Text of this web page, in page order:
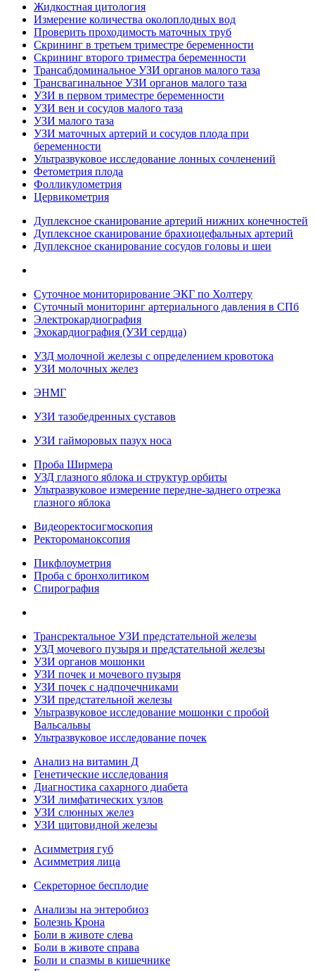
Жидкостная цитология
Измерение количества околоплодных вод
Проверить проходимость маточных труб
Скрининг в третьем триместре беременности
Скрининг второго триместра беременности
Трансабдоминальное УЗИ органов малого таза
Трансвагинальное УЗИ органов малого таза
УЗИ в первом триместре беременности
УЗИ вен и сосудов малого таза
УЗИ малого таза
УЗИ маточных артерий и сосудов плода при
беременности
Ультразвуковое исследование лонных сочленений
Фетометрия плода
Фолликулометрия
Цервикометрия
Дуплексное сканирование артерий нижних конечностей
Дуплексное сканирование брахиоцефальных артерий
Дуплексное сканирование сосудов головы и шеи
Суточное мониторирование ЭКГ по Холтеру
Суточный мониторинг артериального давления в СПб
Электрокардиография
Эхокардиография (УЗИ сердца)
УЗД молочной железы с определением кровотока
УЗИ молочных желез
ЭНМГ
УЗИ тазобедренных суставов
УЗИ гайморовых пазух носа
Проба Ширмера
УЗД глазного яблока и структур орбиты
Ультразвуковое измерение передне-заднего отрезка
глазного яблока
Видеоректосигмоскопия
Ректороманоксопия
Пикфлоуметрия
Проба с бронхолитиком
Спирография
Трансректальное УЗИ предстательной железы
УЗД мочевого пузыря и предстательной железы
УЗИ органов мошонки
УЗИ почек и мочевого пузыря
УЗИ почек с надпочечниками
УЗИ предстательной железы
Ультразвуковое исследование мошонки с пробой
Вальсальвы
Ультразвуковое исследование почек
Анализ на витамин Д
Генетические исследования
Диагностика сахарного диабета
УЗИ лимфатических узлов
УЗИ слюнных желез
УЗИ щитовидной железы
Асимметрия губ
Асимметрия лица
Секреторное бесплодие
Анализы на энтеробиоз
Болезнь Крона
Боли в животе слева
Боли в животе справа
Боли и спазмы в кишечнике